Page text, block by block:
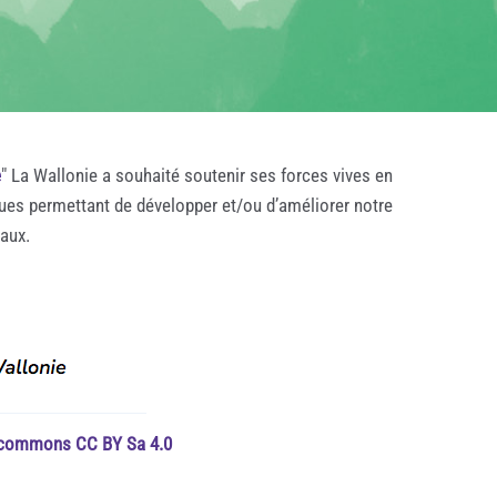
" La Wallonie a souhaité soutenir ses forces vives en
permettant de développer et/ou d’améliorer notre
CC BY Sa 4.0